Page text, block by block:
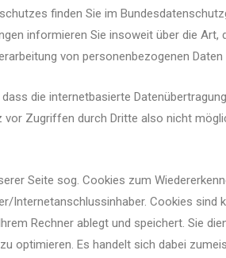
finden Sie im
informieren Sie insoweit über die Art,
von personenbezogenen
die internetbasierte
vor Zugriffen durch Dritte also nicht
Seite sog. Cookies zum
Internetanschlussinhaber. Cookies sind
Rechner ablegt und speichert. Sie
optimieren. Es handelt sich dabei